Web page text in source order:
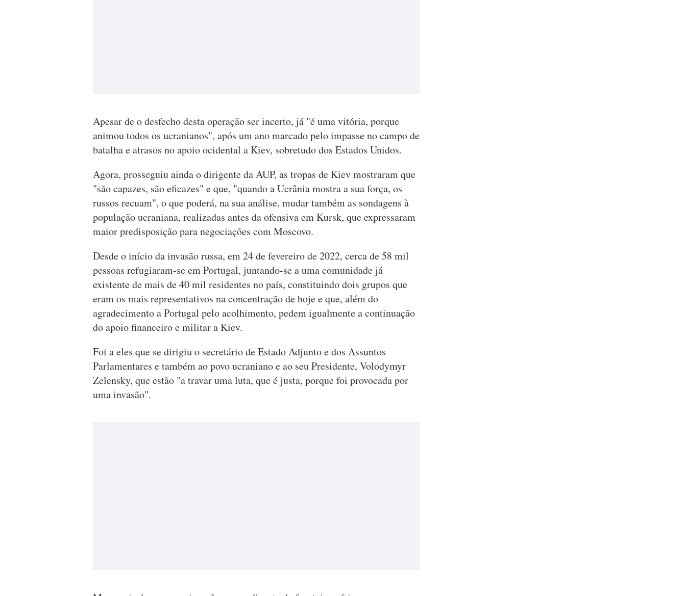
Apesar de o desfecho desta operação ser incerto, já "é uma vitória, porque
animou todos os ucranianos", após um ano marcado pelo impasse no campo de
batalha e atrasos no apoio ocidental a Kiev, sobretudo dos Estados Unidos.
Agora, prosseguiu ainda o dirigente da AUP, as tropas de Kiev mostraram que
"são capazes, são eficazes" e que, "quando a Ucrânia mostra a sua força, os
russos recuam", o que poderá, na sua análise, mudar também as sondagens à
população ucraniana, realizadas antes da ofensiva em Kursk, que expressaram
maior predisposição para negociações com Moscovo.
Desde o início da invasão russa, em 24 de fevereiro de 2022, cerca de 58 mil
pessoas refugiaram-se em Portugal, juntando-se a uma comunidade já
existente de mais de 40 mil residentes no país, constituindo dois grupos que
eram os mais representativos na concentração de hoje e que, além do
agradecimento a Portugal pelo acolhimento, pedem igualmente a continuação
do apoio financeiro e militar a Kiev.
Foi a eles que se dirigiu o secretário de Estado Adjunto e dos Assuntos
Parlamentares e também ao povo ucraniano e ao seu Presidente, Volodymyr
Zelensky, que estão "a travar uma luta, que é justa, porque foi provocada por
uma invasão".